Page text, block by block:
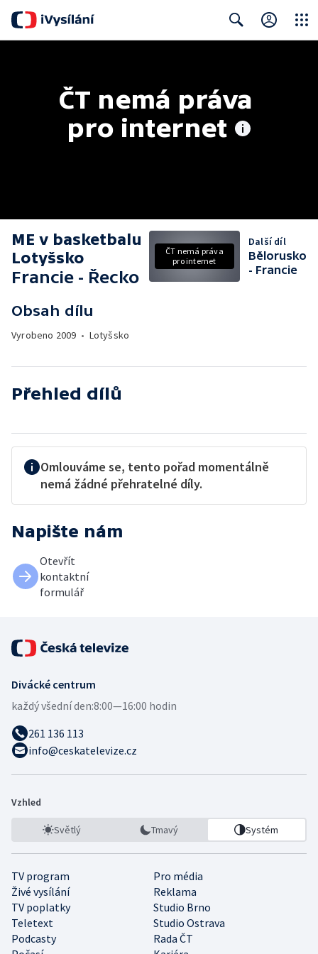
ČT nemá práva
pro internet
ME v basketbalu
Lotyšsko
Francie - Řecko
Obsah dílu
Vyrobeno 2009 • Lotyšsko
ČT nemá práva
pro internet
Další díl
Bělorusko
- Francie
Přehled dílů
Omlouváme se, tento pořad momentálně
nemá žádné přehratelné díly.
Napište nám
Otevřít
kontaktní
formulář
Divácké centrum
každý všední den:8:00—16:00 hodin
261 136 113
info@ceskatelevize.cz
Vzhled
Světlý Tmavý Systém
TV program
Pro média
Živé vysílání
Reklama
TV poplatky
Studio Brno
Teletext
Studio Ostrava
Podcasty
Rada ČT